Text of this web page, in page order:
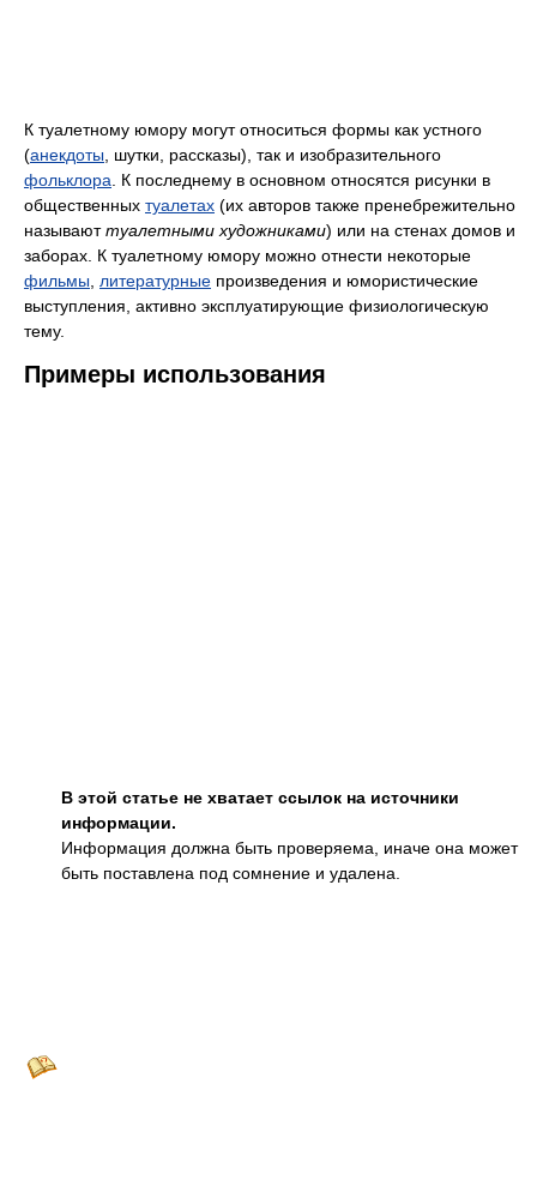
К туалетному юмору могут относиться формы как устного
(анекдоты , шутки, рассказы), так и изобразительного
фольклора . К последнему в основном относятся рисунки в
общественных туалетах (их авторов также пренебрежительно
называюттуалетными художниками) или на стенах домов и
заборах. К туалетному юмору можно отнести некоторые
фильмы
литературные произведения и юмористические
выступления, активно эксплуатирующие физиологическую
тему.
Примеры использования
В этой статье не хватает ссылок на источники
информации.
Информация должна быть проверяема, иначе она может
быть поставлена под сомнение и удалена.